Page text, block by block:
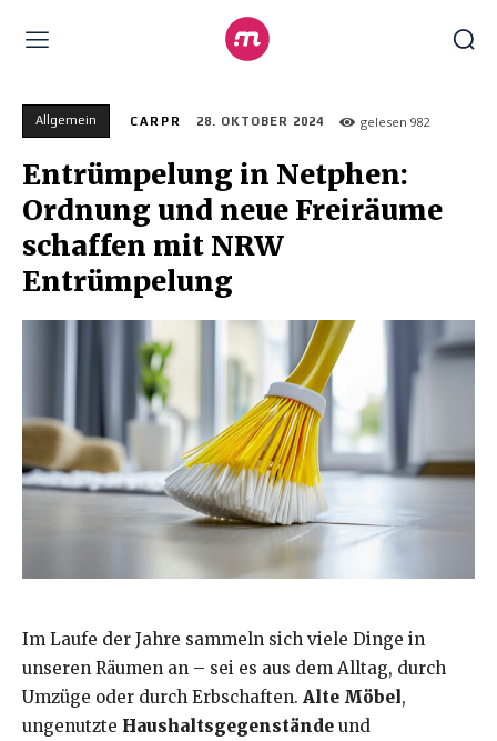
Allgemein CARPR 28. OKTOBER 2024 gelesen 982
Entrümpelung in Netphen:
Ordnung und neue Freiräume
schaffen mit NRW
Entrümpelung
Im Laufe der Jahre sammeln sich viele Dinge in
unseren Räumen an – sei es aus dem Alltag, durch
Umzüge oder durch Erbschaften. Alte Möbel,
ungenutzte Haushaltsgegenstände und